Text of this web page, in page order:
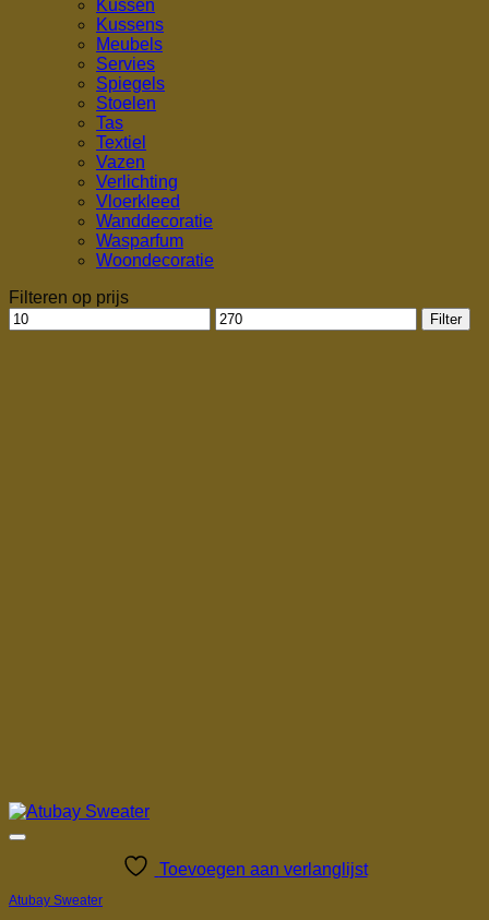
Kussen
Kussens
Meubels
Servies
Spiegels
Stoelen
Tas
Textiel
Vazen
Verlichting
Vloerkleed
Wanddecoratie
Wasparfum
Woondecoratie
Filteren op prijs
Min.
prijs
Max.
prijs
Filter
Toevoegen aan verlanglijst
Atubay Sweater